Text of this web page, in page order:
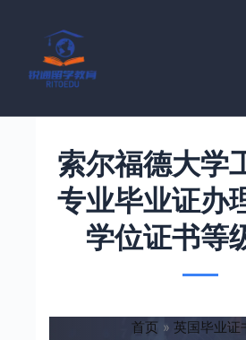
索尔福德大学
专业毕业证办
学位证书等
首页
英国毕业证